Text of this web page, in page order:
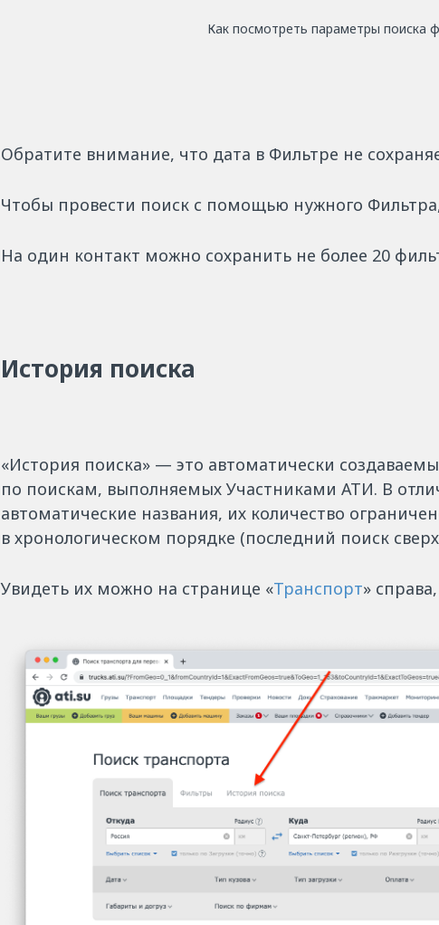
Как посмотреть параметры поиска
Обратите внимание, что дата в Фильтре не
Чтобы провести поиск с помощью нужного
На один контакт можно сохранить не более 20
История поиска
«История поиска» — это автоматически
по поискам, выполняемых Участниками АТИ. В
автоматические названия, их количество
в хронологическом порядке (последний поиск
Увидеть их можно на странице «Транспорт»